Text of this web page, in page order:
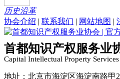
历史沿革
协会介绍
联系我们 网站地图
首都知识产权服务业
Capital Intellectual Property
地址：北京市海淀区海淀南路甲